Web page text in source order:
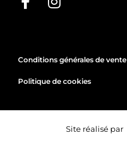
Conditions générales de vente
Politique de cookies
Site réalisé par